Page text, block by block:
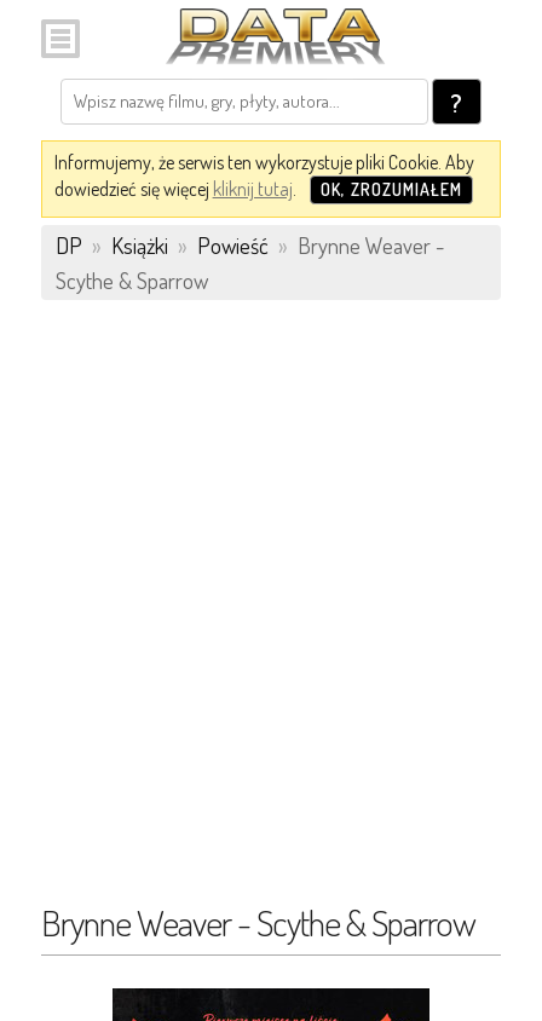
?
Informujemy, że serwis ten wykorzystuje pliki Cookie. Aby
dowiedzieć się więcej kliknij tutaj. OK, ZROZUMIAŁEM
DP » Książki » Powieść » Brynne Weaver -
Scythe & Sparrow
Brynne Weaver - Scythe & Sparrow